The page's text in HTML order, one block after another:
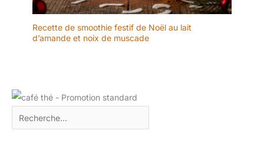
Recette de smoothie festif de Noël au lait
d’amande et noix de muscade